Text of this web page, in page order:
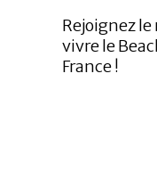
Rejoignez
vivre le
France !